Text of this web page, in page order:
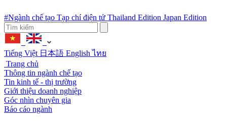
#Ngành chế tạo Tạp chí điện tử Thailand Edition Japan Edition
Tiếng Việt 日本語 Englishไทย
Trang chủ
Thông tin ngành chế tạo
Tin kinh tế - thị trường
Giới thiệu doanh nghiệp
Góc nhìn chuyên gia
Báo cáo ngành